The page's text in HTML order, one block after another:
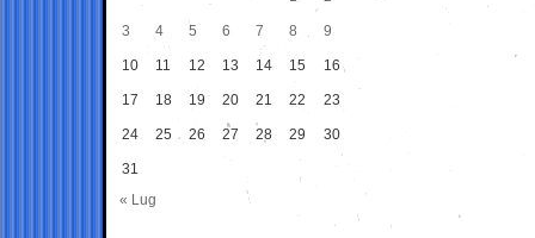
3 4 5 6 7 8 9
10 11 12 13 14 15 16
17 18 19 20 21 22 23
24 25 26 27 28 29 30
31
« Lug